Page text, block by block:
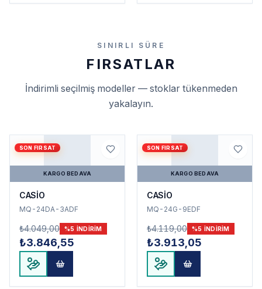
SINIRLI SÜRE
FIRSATLAR
İndirimli seçilmiş modeller — stoklar tükenmeden
yakalayın.
SON FIRSAT
KARGO BEDAVA
CASİO
MQ-24DA-3ADF
₺4.049,00 %5 INDIRIM
₺3.846,55
SON FIRSAT
KARGO BEDAVA
CASİO
MQ-24G-9EDF
₺4.119,00 %5 INDIRIM
₺3.913,05